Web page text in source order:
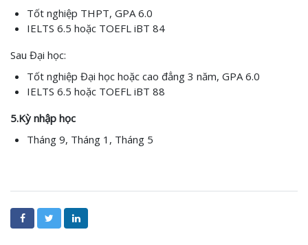
Tốt nghiệp THPT, GPA 6.0
IELTS 6.5 hoặc TOEFL iBT 84
Sau Đại học:
Tốt nghiệp Đại học hoặc cao đẳng 3 năm, GPA 6.0
IELTS 6.5 hoặc TOEFL iBT 88
5.Kỳ nhập học
Tháng 9, Tháng 1, Tháng 5